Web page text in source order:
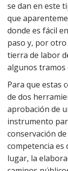
se dan en este
que
donde es fácil
paso y, por otro
tierra de labor
algunos tramos
Para que estas
de dos
aprobación de
instrumento
conservación
competencia es
lugar, la